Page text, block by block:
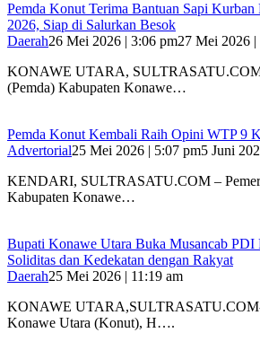
Pemda Konut Terima Bantuan Sapi Kurban
2026, Siap di Salurkan Besok
Daerah26 Mei 2026 | 3:06 pm27 Mei 2026 |
KONAWE UTARA, SULTRASATU.COM
(Pemda) Kabupaten Konawe…
Pemda Konut Kembali Raih Opini WTP 9
Advertorial25 Mei 2026 | 5:07 pm5 Juni
KENDARI, SULTRASATU.COM –
Kabupaten Konawe…
Bupati Konawe Utara Buka Musancab PDI
Soliditas dan Kedekatan dengan Rakyat
Daerah25 Mei 2026 | 11:19 am
KONAWE
Konawe Utara (Konut), H….